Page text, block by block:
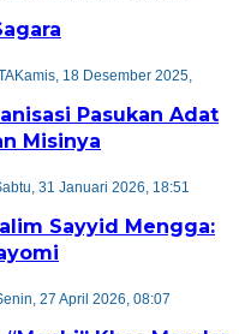
Kamis, 18 Desember 2025,
Pasukan Adat
Misinya
31 Januari 2026, 18:51
Sayyid Mengga:
27 April 2026, 08:07